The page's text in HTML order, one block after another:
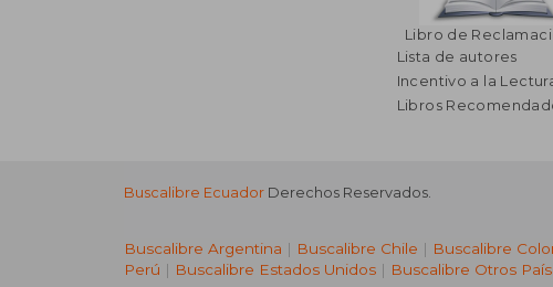
Libro de
Lista de autores
Incentivo a la
Libros
Buscalibre Ecuador Derechos Reservados.
Buscalibre Argentina | Buscalibre Chile | Buscalibre
Perú | Buscalibre Estados Unidos | Buscalibre Otros